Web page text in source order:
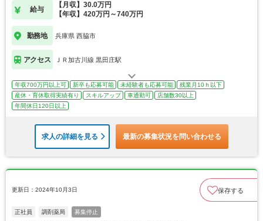
給与
【月収】30.0万円
【年収】420万円～740万円
勤務地 兵庫県 西脇市
アクセス ＪＲ加古川線 黒田庄駅
年収700万円以上可 新卒も応募可能 未経験者も応募可能
残業月10ｈ以下
産休・育休取得実績有り
スキルアップ 車通勤可
店舗数30以上
年間休日120日以上
求人の詳細を見る 最新の募集状況を問い合わせる
更新日：2024年10月3日 保存する
正社員 調剤薬局 募集停止